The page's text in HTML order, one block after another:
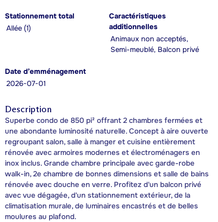
Stationnement total
Allée (1)
Caractéristiques
additionnelles
Animaux non acceptés,
Semi-meublé, Balcon privé
Date d’emménagement
2026-07-01
Description
Superbe condo de 850 pi² offrant 2 chambres fermées et
une abondante luminosité naturelle. Concept à aire ouverte
regroupant salon, salle à manger et cuisine entièrement
rénovée avec armoires modernes et électroménagers en
inox inclus. Grande chambre principale avec garde-robe
walk-in, 2e chambre de bonnes dimensions et salle de bains
rénovée avec douche en verre. Profitez d'un balcon privé
avec vue dégagée, d'un stationnement extérieur, de la
climatisation murale, de luminaires encastrés et de belles
moulures au plafond.